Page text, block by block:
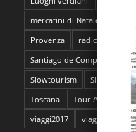
mercatini di Natale
Provenza
radioMBun
Santiago de Compostela
Slowtourism
Slow
Toscana
Tour Abruzzo
viaggi2017
viaggi da film